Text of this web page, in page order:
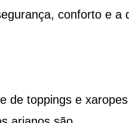
conforto e a
de toppings e